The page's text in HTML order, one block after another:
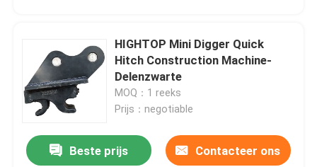
HIGHTOP Mini Digger Quick
Hitch Construction Machine-
Delenzwarte
MOQ：1 reeks
Prijs：negotiable
Beste prijs Contacteer ons